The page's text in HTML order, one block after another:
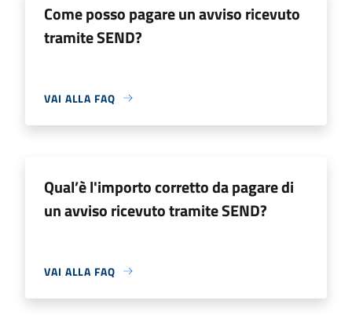
Come posso pagare un avviso ricevuto
tramite SEND?
VAI ALLA FAQ
Qual’è l'importo corretto da pagare di
un avviso ricevuto tramite SEND?
VAI ALLA FAQ